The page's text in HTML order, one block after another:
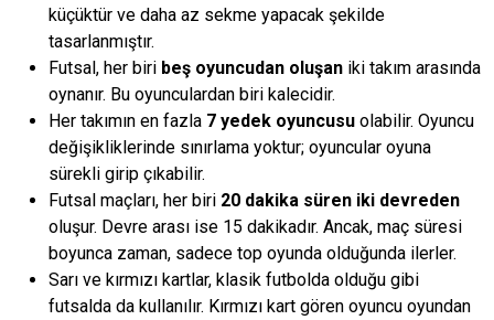
küçüktür ve daha az sekme yapacak şekilde
tasarlanmıştır.
Futsal, her biri beş oyuncudan oluşan iki takım arasında
oynanır. Bu oyunculardan biri kalecidir.
Her takımın en fazla 7 yedek oyuncusu olabilir. Oyuncu
değişikliklerinde sınırlama yoktur; oyuncular oyuna
sürekli girip çıkabilir.
Futsal maçları, her biri 20 dakika süren iki devreden
oluşur. Devre arası ise 15 dakikadır. Ancak, maç süresi
boyunca zaman, sadece top oyunda olduğunda ilerler.
Sarı ve kırmızı kartlar, klasik futbolda olduğu gibi
futsalda da kullanılır. Kırmızı kart gören oyuncu oyundan